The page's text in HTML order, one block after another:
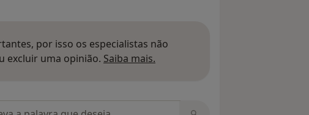
por isso os especialistas não
excluir uma opinião. Saiba mais.
em opiniões